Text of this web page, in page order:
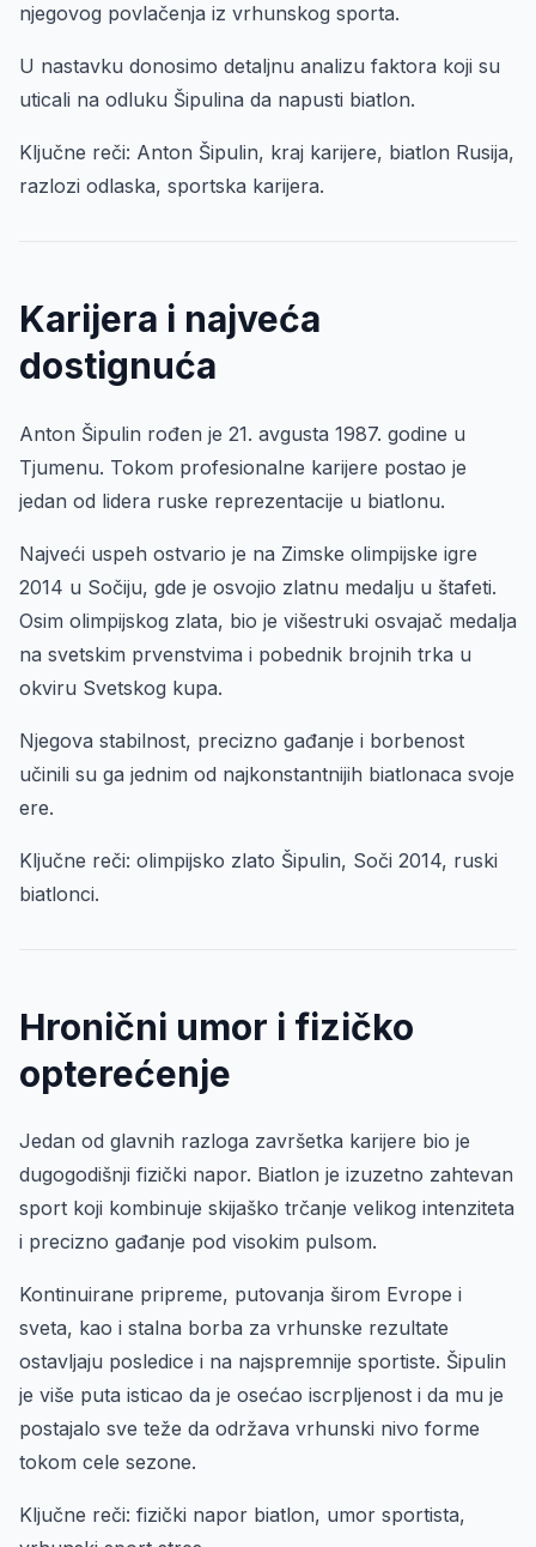
njegovog povlačenja iz vrhunskog sporta.
U nastavku donosimo detaljnu analizu faktora koji su
uticali na odluku Šipulina da napusti biatlon.
Ključne reči: Anton Šipulin, kraj karijere, biatlon Rusija,
razlozi odlaska, sportska karijera.
Karijera i najveća
dostignuća
Anton Šipulin rođen je 21. avgusta 1987. godine u
Tjumenu. Tokom profesionalne karijere postao je
jedan od lidera ruske reprezentacije u biatlonu.
Najveći uspeh ostvario je na Zimske olimpijske igre
2014 u Sočiju, gde je osvojio zlatnu medalju u štafeti.
Osim olimpijskog zlata, bio je višestruki osvajač medalja
na svetskim prvenstvima i pobednik brojnih trka u
okviru Svetskog kupa.
Njegova stabilnost, precizno gađanje i borbenost
učinili su ga jednim od najkonstantnijih biatlonaca svoje
ere.
Ključne reči: olimpijsko zlato Šipulin, Soči 2014, ruski
biatlonci.
Hronični umor i fizičko
opterećenje
Jedan od glavnih razloga završetka karijere bio je
dugogodišnji fizički napor. Biatlon je izuzetno zahtevan
sport koji kombinuje skijaško trčanje velikog intenziteta
i precizno gađanje pod visokim pulsom.
Kontinuirane pripreme, putovanja širom Evrope i
sveta, kao i stalna borba za vrhunske rezultate
ostavljaju posledice i na najspremnije sportiste. Šipulin
je više puta isticao da je osećao iscrpljenost i da mu je
postajalo sve teže da održava vrhunski nivo forme
tokom cele sezone.
Ključne reči: fizički napor biatlon, umor sportista,